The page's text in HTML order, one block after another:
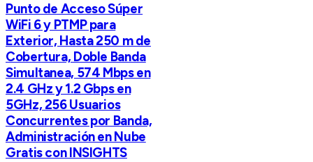
Punto de Acceso Súper
WiFi 6 y PTMP para
Exterior, Hasta 250 m de
Cobertura, Doble Banda
Simultanea, 574 Mbps en
2.4 GHz y 1.2 Gbps en
5GHz, 256 Usuarios
Concurrentes por Banda,
Administración en Nube
Gratis con INSIGHTS